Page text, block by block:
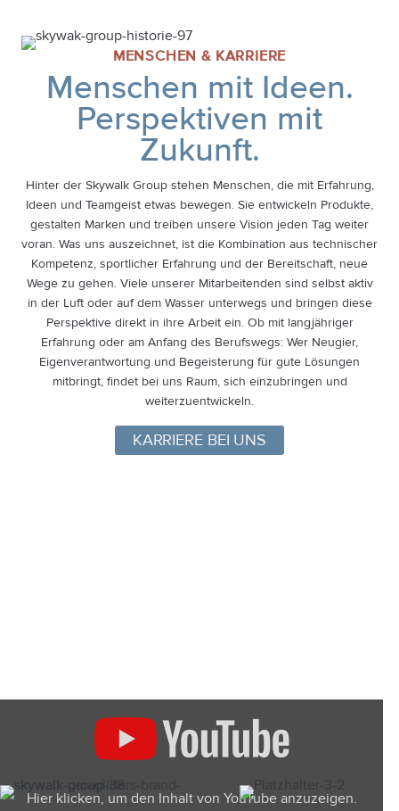
MENSCHEN & KARRIERE
Menschen mit Ideen.
Perspektiven mit
Zukunft.
Hinter der Skywalk Group stehen Menschen, die mit Erfahrung,
Ideen und Teamgeist etwas bewegen. Sie entwickeln Produkte,
gestalten Marken und treiben unsere Vision jeden Tag weiter
voran. Was uns auszeichnet, ist die Kombination aus technischer
Kompetenz, sportlicher Erfahrung und der Bereitschaft, neue
Wege zu gehen. Viele unserer Mitarbeitenden sind selbst aktiv
in der Luft oder auf dem Wasser unterwegs und bringen diese
Perspektive direkt in ihre Arbeit ein. Ob mit langjähriger
Erfahrung oder am Anfang des Berufswegs: Wer Neugier,
Eigenverantwortung und Begeisterung für gute Lösungen
mitbringt, findet bei uns Raum, sich einzubringen und
weiterzuentwickeln.
KARRIERE BEI UNS
YouTube
anzeigenHier klicken, um den Inhalt von YouTube anzuzeigen.